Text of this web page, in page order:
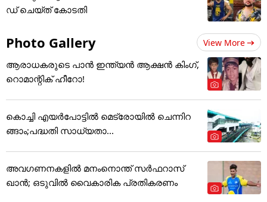
ഡ് ചെയ്ത് കോടതി
Photo Gallery View More
ആരാധകരുടെ പാൻ ഇന്ത്യൻ ആക്ഷൻ കിംഗ്,
റൊമാന്റിക് ഹീറോ!
കൊച്ചി എയര്‍പോട്ടില്‍ മെട്രോയില്‍ ചെന്നിറ
ങ്ങാം;പദ്ധതി സാധ്യതാ...
അവഗണനകളില്‍ മനംനൊന്ത് സര്‍ഫറാസ്
ഖാന്‍; ഒടുവില്‍ വൈകാരിക പ്രതികരണം